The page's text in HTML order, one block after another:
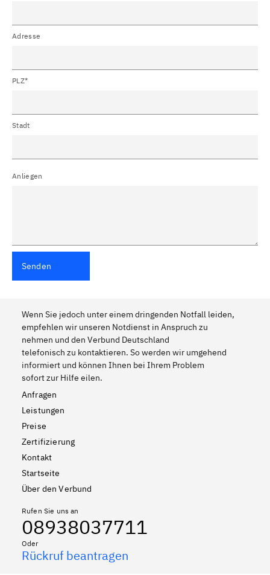
Adresse
PLZ*
Stadt
Anliegen
Senden
Wenn Sie jedoch unter einem dringenden Notfall leiden,
empfehlen wir unseren Notdienst in Anspruch zu
nehmen und den Verbund Deutschland
telefonisch zu kontaktieren. So werden wir umgehend
informiert und können Ihnen bei Ihrem Problem
sofort zur Hilfe eilen.
Anfragen
Leistungen
Preise
Zertifizierung
Kontakt
Startseite
Über den Verbund
Rufen Sie uns an
08938037711
Oder
Rückruf beantragen